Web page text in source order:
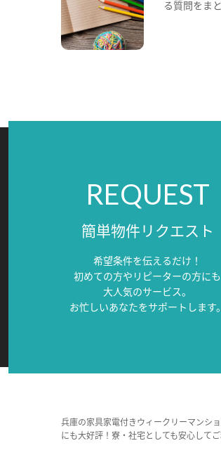
る質問をま
REQUEST
簡単物件リクエスト
希望条件を伝えるだけ！
初めての方やリピーターの方にも
大人気のサービス。
お忙しいあなたをサポートします。
兵庫の家具家電付きウィークリーマンシ
にも大好評！寮・社宅としても安心して